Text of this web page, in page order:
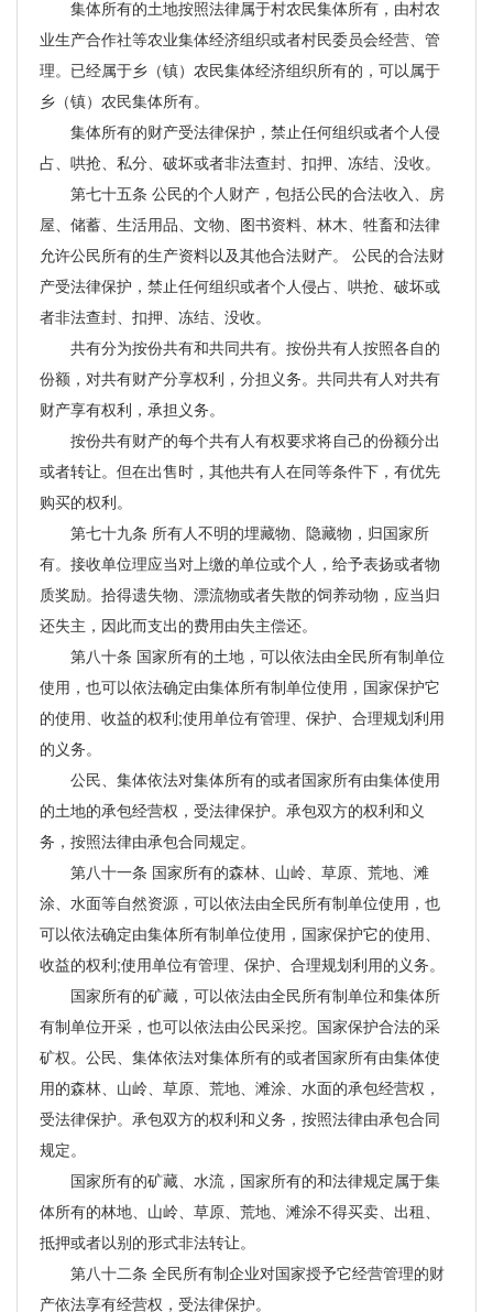
集体所有的土地按照法律属于村农民集体所有，由村农
业生产合作社等农业集体经济组织或者村民委员会经营、管
理。已经属于乡（镇）农民集体经济组织所有的，可以属于
乡（镇）农民集体所有。
集体所有的财产受法律保护，禁止任何组织或者个人侵
占、哄抢、私分、破坏或者非法查封、扣押、冻结、没收。
第七十五条 公民的个人财产，包括公民的合法收入、房
屋、储蓄、生活用品、文物、图书资料、林木、牲畜和法律
允许公民所有的生产资料以及其他合法财产。 公民的合法财
产受法律保护，禁止任何组织或者个人侵占、哄抢、破坏或
者非法查封、扣押、冻结、没收。
共有分为按份共有和共同共有。按份共有人按照各自的
份额，对共有财产分享权利，分担义务。共同共有人对共有
财产享有权利，承担义务。
按份共有财产的每个共有人有权要求将自己的份额分出
或者转让。但在出售时，其他共有人在同等条件下，有优先
购买的权利。
第七十九条 所有人不明的埋藏物、隐藏物，归国家所
有。接收单位理应当对上缴的单位或个人，给予表扬或者物
质奖励。拾得遗失物、漂流物或者失散的饲养动物，应当归
还失主，因此而支出的费用由失主偿还。
第八十条 国家所有的土地，可以依法由全民所有制单位
使用，也可以依法确定由集体所有制单位使用，国家保护它
的使用、收益的权利;使用单位有管理、保护、合理规划利用
的义务。
公民、集体依法对集体所有的或者国家所有由集体使用
的土地的承包经营权，受法律保护。承包双方的权利和义
务，按照法律由承包合同规定。
第八十一条 国家所有的森林、山岭、草原、荒地、滩
涂、水面等自然资源，可以依法由全民所有制单位使用，也
可以依法确定由集体所有制单位使用，国家保护它的使用、
收益的权利;使用单位有管理、保护、合理规划利用的义务。
国家所有的矿藏，可以依法由全民所有制单位和集体所
有制单位开采，也可以依法由公民采挖。国家保护合法的采
矿权。公民、集体依法对集体所有的或者国家所有由集体使
用的森林、山岭、草原、荒地、滩涂、水面的承包经营权，
受法律保护。承包双方的权利和义务，按照法律由承包合同
规定。
国家所有的矿藏、水流，国家所有的和法律规定属于集
体所有的林地、山岭、草原、荒地、滩涂不得买卖、出租、
抵押或者以别的形式非法转让。
第八十二条 全民所有制企业对国家授予它经营管理的财
产依法享有经营权，受法律保护。